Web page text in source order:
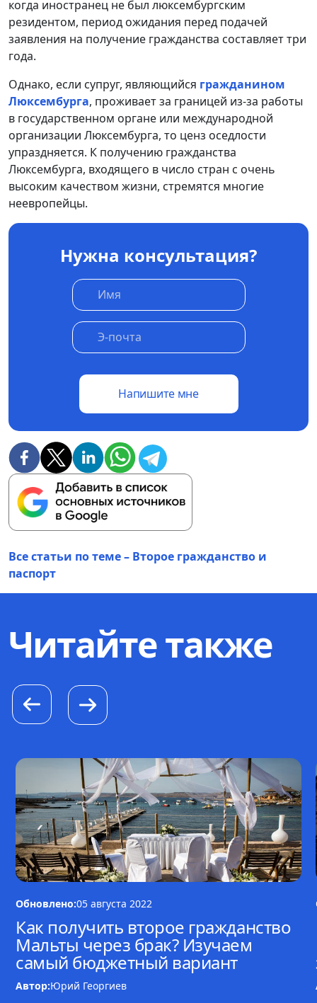
когда иностранец не был люксембургским
резидентом, период ожидания перед подачей
заявления на получение гражданства составляет три
года.
Однако, если супруг, являющийся гражданином
Люксембурга, проживает за границей из-за работы
в государственном органе или международной
организации Люксембурга, то ценз оседлости
упраздняется. К получению гражданства
Люксембурга, входящего в число стран с очень
высоким качеством жизни, стремятся многие
неевропейцы.
Нужна консультация?
Напишите мне
Все статьи по теме – Второе гражданство и
паспорт
Читайте также
Обновлено:05 августа 2022
Как получить второе гражданство
Мальты через брак? Изучаем
самый бюджетный вариант
Автор:Юрий Георгиев